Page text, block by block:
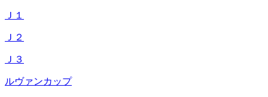
Ｊ１
Ｊ２
Ｊ３
ルヴァンカップ